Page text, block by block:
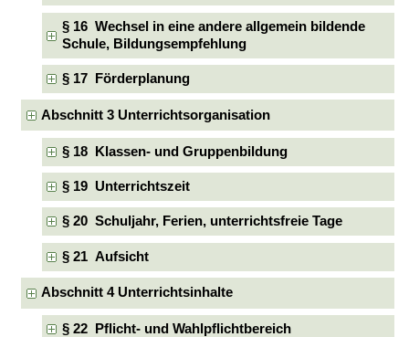
§ 16 Wechsel in eine andere allgemein bildende
Schule, Bildungsempfehlung
§ 17 Förderplanung
Abschnitt 3 Unterrichtsorganisation
§ 18 Klassen- und Gruppenbildung
§ 19 Unterrichtszeit
§ 20 Schuljahr, Ferien, unterrichtsfreie Tage
§ 21 Aufsicht
Abschnitt 4 Unterrichtsinhalte
§ 22 Pflicht- und Wahlpflichtbereich